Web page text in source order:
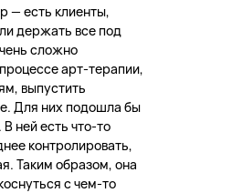
— есть клиенты,
держать все под
сложно
арт-терапии,
выпустить
Для них подошла бы
ней есть что-то
контролировать,
Таким образом, она
с чем-то